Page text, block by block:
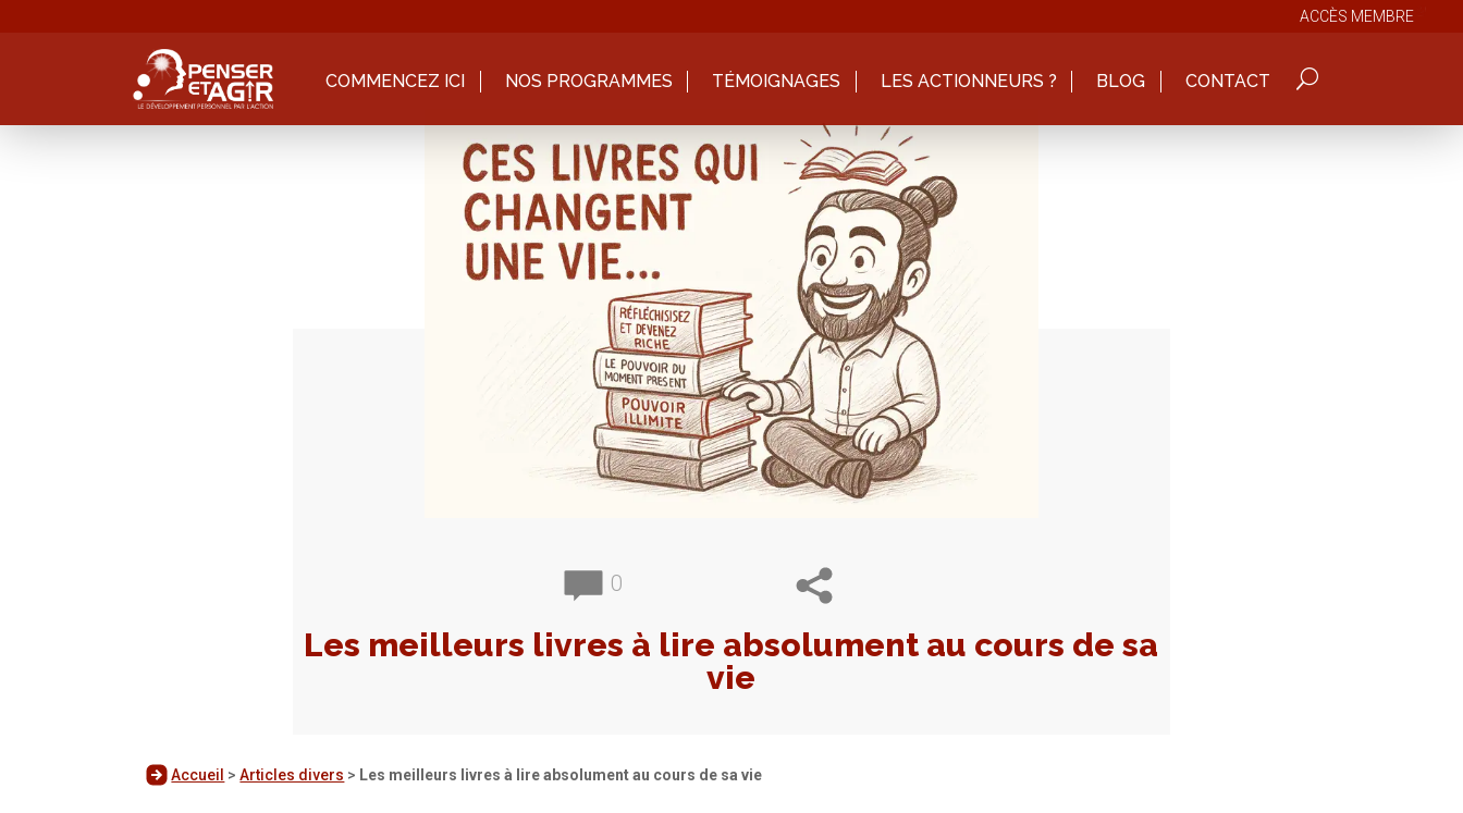
ACCÈS MEMBRE
COMMENCEZ ICI NOS PROGRAMMES TÉMOIGNAGES LES ACTIONNEURS ? BLOG CONTACT
0
Les meilleurs livres à lire absolument au cours de sa
vie
Accueil >Articles divers > Les meilleurs livres à lire absolument au cours de sa vie